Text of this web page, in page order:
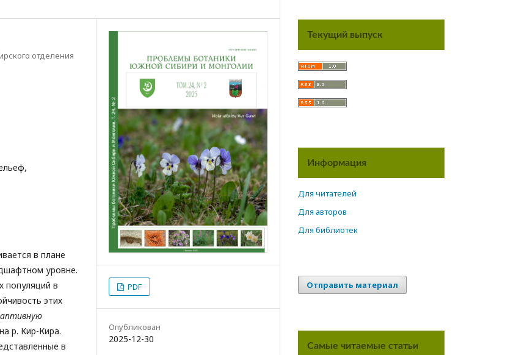
отделения
в плане
уровне.
популяций в
этих
р. Кир-Кира.
в
PDF
Опубликован
2025-12-30
Текущий выпуск
Информация
Для читателей
Для авторов
Для библиотек
Отправить материал
Самые читаемые статьи